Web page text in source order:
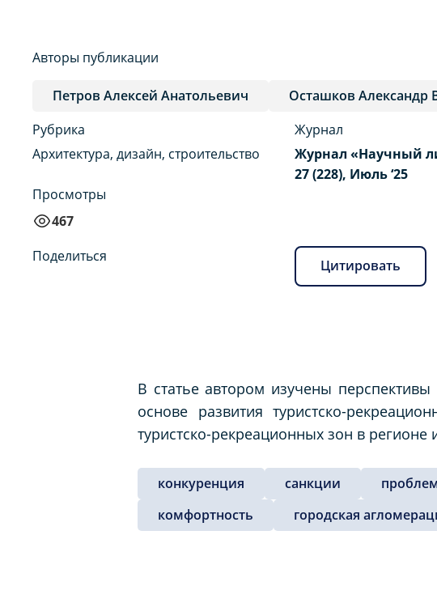
Авторы публикации
Петров Алексей Анатольевич
Осташков Александр
Рубрика
Архитектура, дизайн, строительство
Просмотры
467
Журнал
Журнал «Научный
27 (228), Июль ‘25
Поделиться
Цитировать
В статье автором изучены
основе развития туристско-
туристско-рекреационных зон в регионе
конкуренция санкции
комфортность
городская